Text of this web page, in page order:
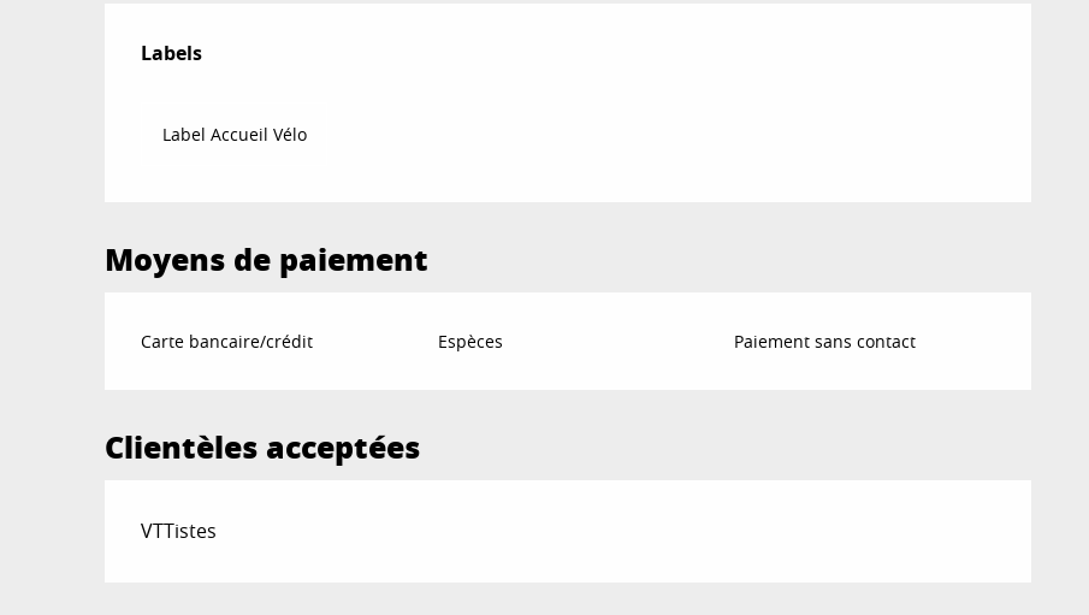
Offres de prestations
Labels
Labels
Label Accueil Vélo
Moyens de paiement
Carte bancaire/crédit Espèces Paiement sans contact
Clientèles acceptées
VTTistes